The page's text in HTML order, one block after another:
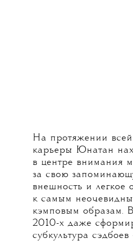
На протяжении всей
карьеры Юнатан
в центре внимания
за свою
внешность и легкое
к самым
кэмповым образам.
2010-х даже
субкультура